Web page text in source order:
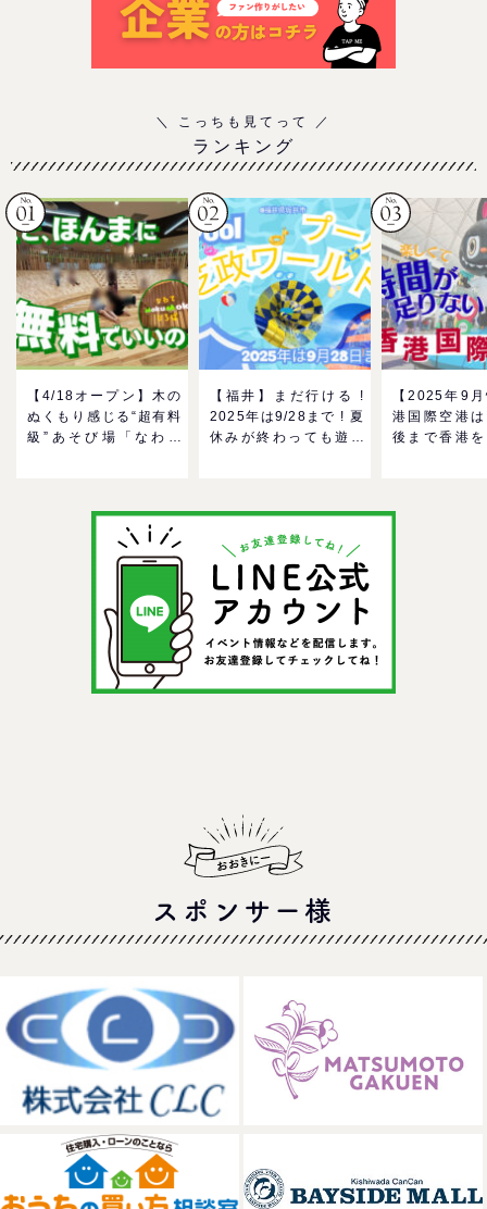
ランキング
【4/18オープン】木の
ぬくもり感じる“超有料
級”あそび場「なわて
＠イオンモール四條畷
【福井】まだ行ける !
2025年は9/28まで ! 夏
休みが終わっても遊べ
【2025年9
港国際空港
後まで香港
スポンサー様